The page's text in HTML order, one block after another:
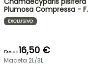
Plumosa Compressa -
EXCLUSIVO
Desde16,50 €
Maceta 2L/3L